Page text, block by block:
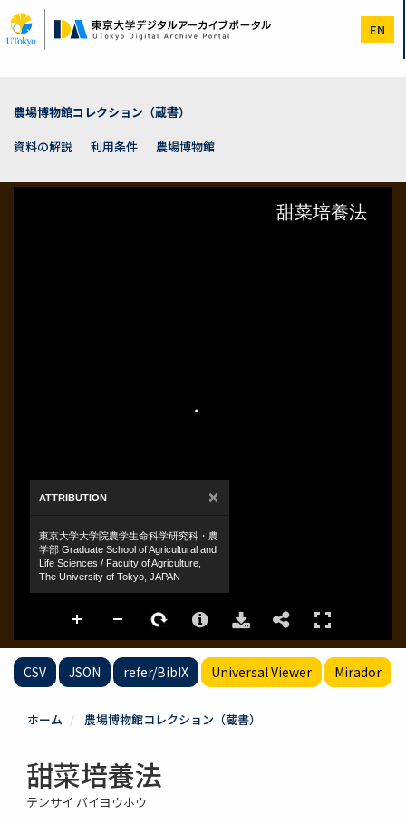
イ
ン
EN
農場博物館コレクション（蔵書）
資料の解説
利用条件 農場博物館
CSV JSON refer/BibIX Universal Viewer Mirador
ホーム 農場博物館コレクション（蔵書）
甜菜培養法
テンサイ バイヨウホウ